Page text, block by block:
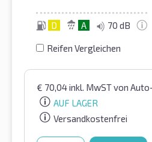
D A 70 dB
Reifen Vergleichen
€ 70,04inkl. MwSTvon
AUF LAGER
Versandkostenfrei